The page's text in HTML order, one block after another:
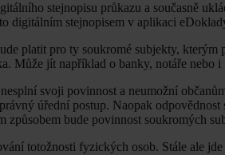
stejnopisu průkazu a současně
digitálním stejnopisem v aplikaci
platit pro ty soukromé subjekty,
Může jít například o banky, notáře nebo
svoji povinnost a neumožní
úřední postup. Naopak
způsobem bude povinnost soukromých
totožnosti fyzických osob. Stále ale